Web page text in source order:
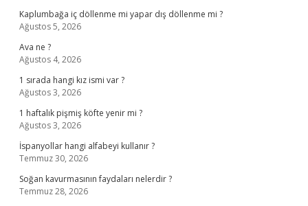
Kaplumbağa iç döllenme mi yapar dış döllenme mi ?
Ağustos 5, 2026
Ava ne ?
Ağustos 4, 2026
1 sırada hangi kız ismi var ?
Ağustos 3, 2026
1 haftalık pişmiş köfte yenir mi ?
Ağustos 3, 2026
İspanyollar hangi alfabeyi kullanır ?
Temmuz 30, 2026
Soğan kavurmasının faydaları nelerdir ?
Temmuz 28, 2026